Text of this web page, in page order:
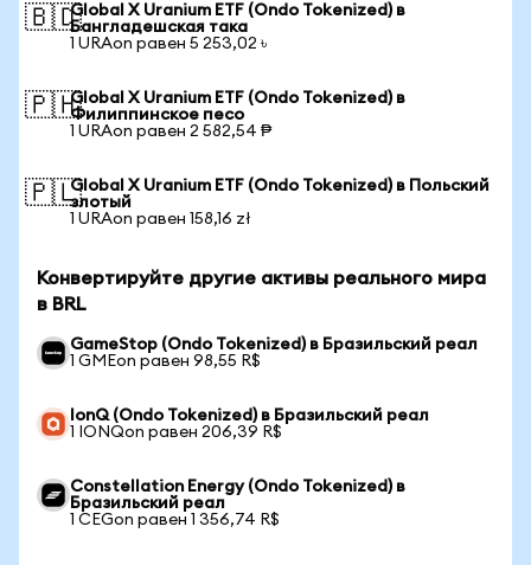
🇧🇩Global X Uranium ETF (Ondo Tokenized) в
Бангладешская така
1 URAon равен 5 253,02 ৳
🇵🇭Global X Uranium ETF (Ondo Tokenized) в
Филиппинское песо
1 URAon равен 2 582,54 ₱
🇵🇱Global X Uranium ETF (Ondo Tokenized) в Польский
злотый
1 URAon равен 158,16 zł
Конвертируйте другие активы реального мира
в BRL
GameStop (Ondo Tokenized) в Бразильский реал
1 GMEon равен 98,55 R$
IonQ (Ondo Tokenized) в Бразильский реал
1 IONQon равен 206,39 R$
Constellation Energy (Ondo Tokenized) в
Бразильский реал
1 CEGon равен 1 356,74 R$